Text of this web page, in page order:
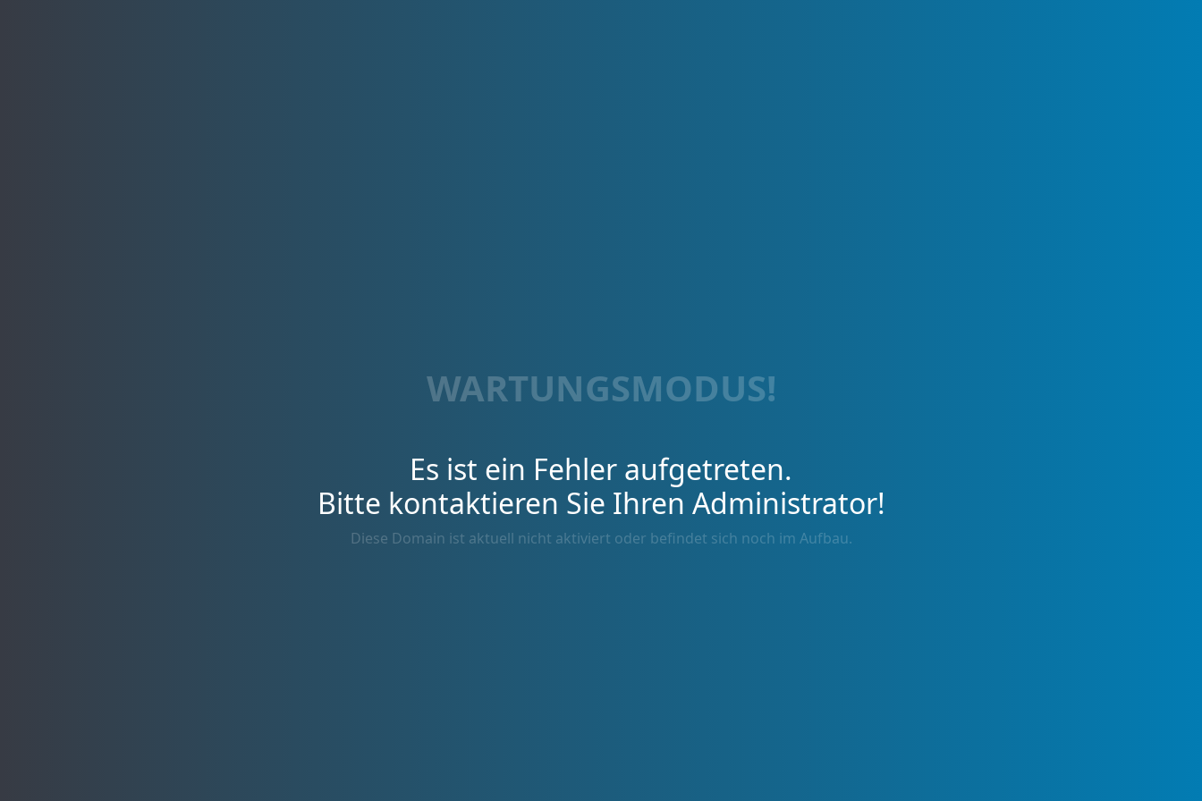
WARTUNGSMODUS!
Es ist ein Fehler aufgetreten.
Bitte kontaktieren Sie Ihren Administrator!
Diese Domain ist aktuell nicht aktiviert oder befindet sich noch im Aufbau.